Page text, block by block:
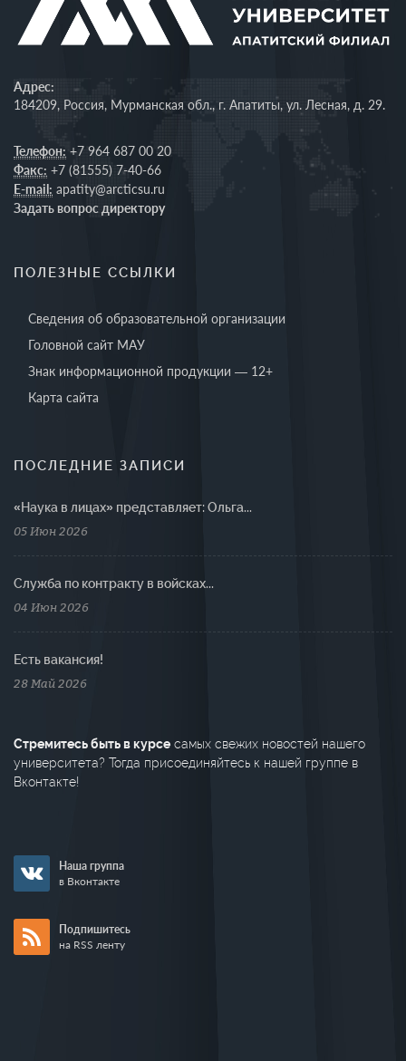
Адрес:
184209, Россия, Мурманская обл., г. Апатиты, ул. Лесная, д. 29.
Телефон: +7 964 687 00 20
Факс: +7 (81555) 7-40-66
E-mail: apatity@arcticsu.ru
Задать вопрос директору
ПОЛЕЗНЫЕ ССЫЛКИ
Сведения об образовательной организации
Головной сайт МАУ
Знак информационной продукции — 12+
Карта сайта
ПОСЛЕДНИЕ ЗАПИСИ
«Наука в лицах» представляет: Ольга...
05 Июн 2026
Cлужба по контракту в войсках...
04 Июн 2026
Есть вакансия!
28 Май 2026
Стремитесь быть в курсе самых свежих новостей нашего
университета? Тогда присоединяйтесь к нашей группе в
Вконтакте!
Наша группа
в Вконтакте
Подпишитесь
на RSS ленту